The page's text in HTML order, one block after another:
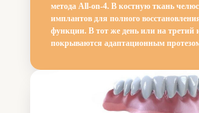
метода All-on-4. В костную ткань
имплантов для полного
функции. В тот же день или на третий
покрываются адаптационным